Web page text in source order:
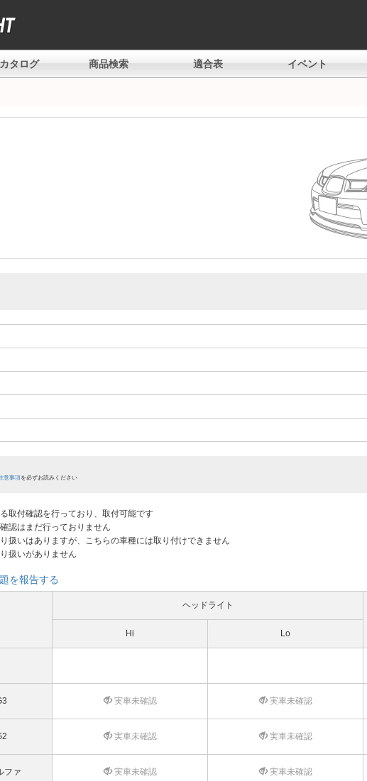
タログ 商品検索 適合表 イベント
意事項を必ずお読みください
取付確認を行っており、取付可能です
認はまだ行っておりません
扱いはありますが、こちらの車種には取り付けできません
扱いがありません
を報告する
ヘッドライト
Hi Lo
実車未確認 実車未確認
実車未確認 実車未確認
ファ 実車未確認 実車未確認